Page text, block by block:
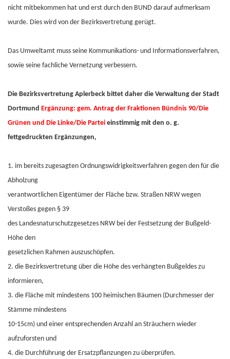
nicht mitbekommen hat und erst durch den BUND darauf aufmerksam
wurde. Dies wird von der Bezirksvertretung gerügt.
Das Umweltamt muss seine Kommunikations- und Informationsverfahren,
sowie seine fachliche Vernetzung verbessern.
Die Bezirksvertretung Aplerbeck bittet daher die Verwaltung der Stadt
Dortmund Ergänzung: gem. Antrag der Fraktionen Bündnis 90/Die
Grünen und Die Linke/Die Partei einstimmig mit den o. g.
fettgedruckten Ergänzungen,
1. im bereits zugesagten Ordnungswidrigkeitsverfahren gegen den für die
Abholzung
verantwortlichen Eigentümer der Fläche bzw. Straßen NRW wegen
Verstoßes gegen § 39
des Landesnaturschutzgesetzes NRW bei der Festsetzung der Bußgeld-
Höhe den
gesetzlichen Rahmen auszuschöpfen.
2. die Bezirksvertretung über die Höhe des verhängten Bußgeldes zu
informieren,
3. die Fläche mit mindestens 100 heimischen Bäumen (Durchmesser der
Stämme mindestens
10-15cm) und einer entsprechenden Anzahl an Sträuchern wieder
aufzuforsten und
4. die Durchführung der Ersatzpflanzungen zu überprüfen.